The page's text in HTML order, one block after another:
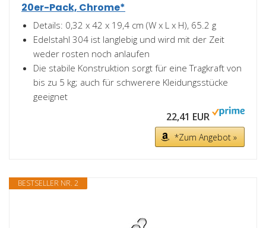
20er-Pack, Chrome*
Details: 0,32 x 42 x 19,4 cm (W x L x H), 65.2 g
Edelstahl 304 ist langlebig und wird mit der Zeit
weder rosten noch anlaufen
Die stabile Konstruktion sorgt für eine Tragkraft von
bis zu 5 kg; auch für schwerere Kleidungsstücke
geeignet
22,41 EUR
*Zum Angebot »
BESTSELLER NR. 2